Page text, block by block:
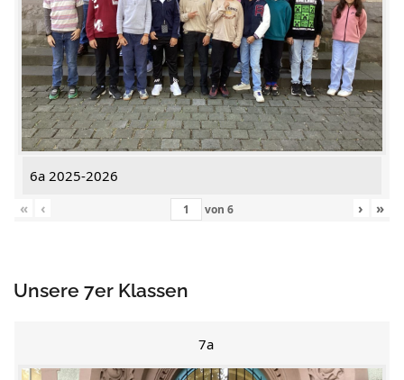
6a 2025-2026
«
‹ von 6 › »
Unsere 7er Klassen
7a